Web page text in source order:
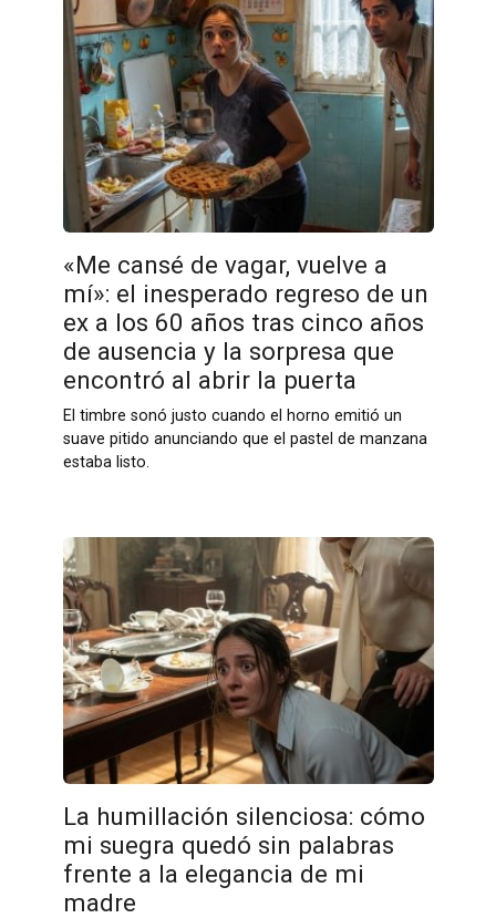
«Me cansé de vagar, vuelve a
mí»: el inesperado regreso de un
ex a los 60 años tras cinco años
de ausencia y la sorpresa que
encontró al abrir la puerta
El timbre sonó justo cuando el horno emitió un
suave pitido anunciando que el pastel de manzana
estaba listo.
La humillación silenciosa: cómo
mi suegra quedó sin palabras
frente a la elegancia de mi
madre